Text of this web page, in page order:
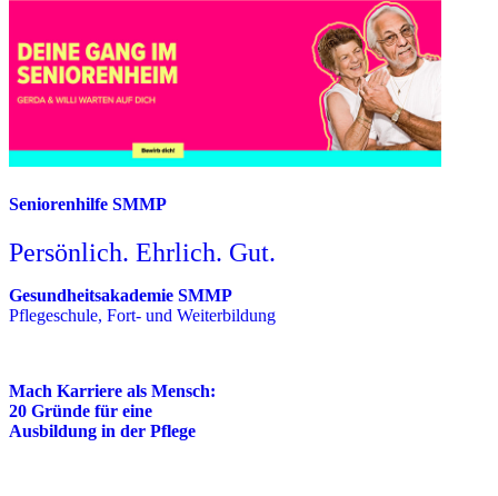
Seniorenhilfe SMMP
Persönlich. Ehrlich. Gut.
Gesundheitsakademie SMMP
Pflegeschule, Fort- und Weiterbildung
Mach Karriere als Mensch:
20 Gründe für eine
Ausbildung in der Pflege